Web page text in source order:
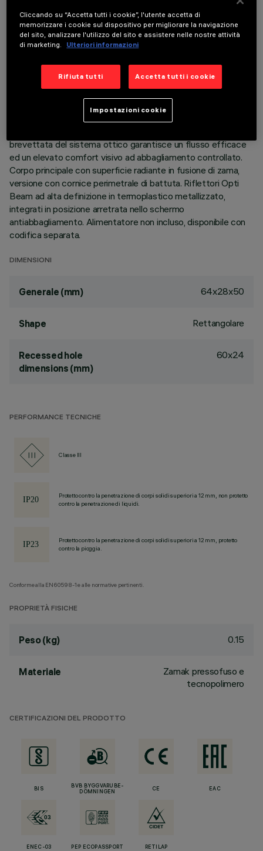
DATI TECNICI
Apparecchio miniaturizzato lineare ad incasso a 3 elementi
ottici per sorgenti LED - ottiche fisse. Nonostante le
brevettata del sistema ottico garantisce un flusso efficace
ed un elevato comfort visivo ad abbagliamento controllato.
Corpo principale con superficie radiante in fusione di zama,
versione con cornice perimetrale di battuta. Riflettori Opti
Beam ad alta definizione in termoplastico metallizzato,
integrati in posizione arretrata nello schermo
antiabbagliamento. Alimentatore non incluso, disponibile con
codifica separata.
DIMENSIONI
Generale (mm) 64x28x50
Shape Rettangolare
Recessed hole
dimensions (mm)
60x24
PERFORMANCE TECNICHE
Classe III
Protetto contro la penetrazione di corpi solidi superiori a 12 mm, non protetto
contro la penetrazione di liquidi.
Protetto contro la penetrazione di corpi solidi superiori a 12 mm, protetto
contro la pioggia.
Conforme alla EN60598-1 e alle normative pertinenti.
PROPRIETÀ FISICHE
Peso (kg) 0.15
Materiale
Zamak pressofuso e
tecnopolimero
CERTIFICAZIONI DEL PRODOTTO
BIS
BVB BYGGVARUBE-
DÖMNINGEN
CE EAC
ENEC-03 PEP ECOPASSPORT RETILAP
Cliccando su “Accetta tutti i cookie”, l'utente accetta di
memorizzare i cookie sul dispositivo per migliorare la navigazione
del sito, analizzare l'utilizzo del sito e assistere nelle nostre attività
di marketing.
Ulteriori informazioni
Rifiuta tutti Accetta tutti i cookie
Impostazioni cookie